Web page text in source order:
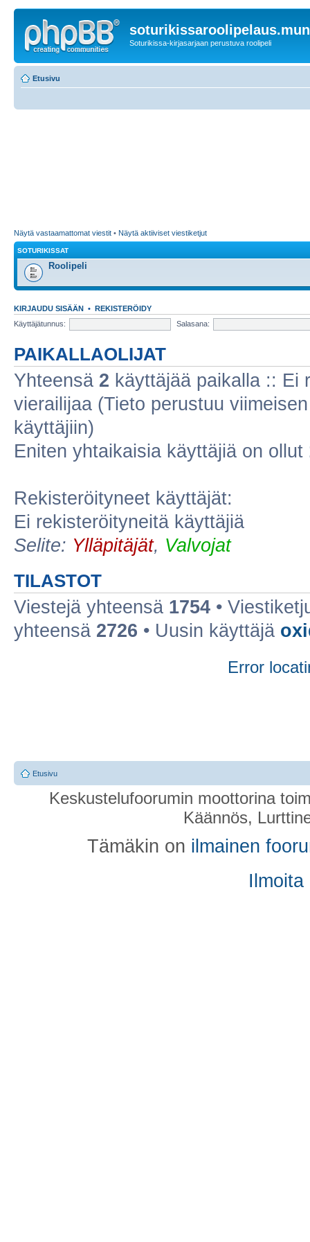
Soturikissa-kirjasarjaan perustuva roolipeli
Etusivu
Näytä vastaamattomat viestit • Näytä aktiiviset viestiketjut
SOTURIKISSAT
Roolipeli
KIRJAUDU SISÄÄN • REKISTERÖIDY
Käyttäjätunnus:
Salasana:
PAIKALLAOLIJAT
Yhteensä 2 käyttäjää paikalla :: Ei
vierailijaa (Tieto perustuu
käyttäjiin)
Eniten yhtaikaisia käyttäjiä on ollut
Rekisteröityneet käyttäjät:
Ei rekisteröityneitä käyttäjiä
Selite: Ylläpitäjät, Valvojat
TILASTOT
Viestejä yhteensä 1754 •
yhteensä 2726 • Uusin käyttäjä
Error
Etusivu
Keskustelufoorumin moottorina
Käännös,
Tämäkin on ilmainen